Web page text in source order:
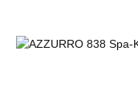
Bildergalerie